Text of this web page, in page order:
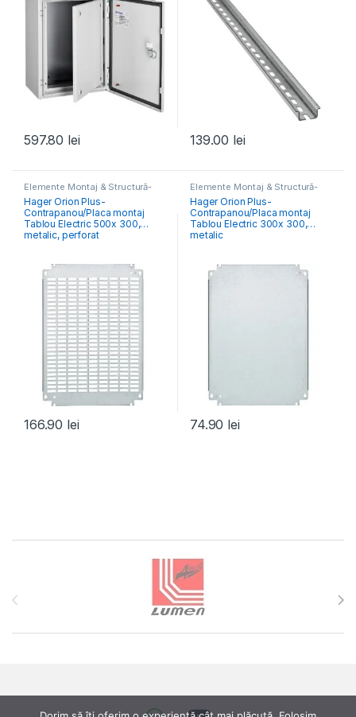
597.80 lei 139.00 lei
Elemente Montaj & Structură-
Tablou Electric,
& Dulapuri Electrice
Hager Orion Plus-
Contrapanou/Placa montaj
Tablou Electric 500x 300,
metalic, perforat
166.90 lei
Elemente Montaj & Structură-
Tablou Electric,
& Dulapuri Electrice
Hager Orion Plus-
Contrapanou/Placa montaj
Tablou Electric 300x 300,
metalic
74.90 lei